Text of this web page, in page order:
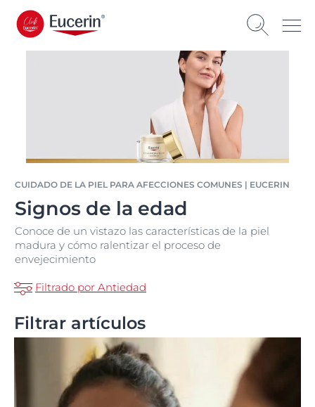
CUIDADO DE LA PIEL PARA AFECCIONES COMUNES | EUCERIN
Signos de la edad
Conoce de un vistazo las características de la piel
madura y cómo ralentizar el proceso de
envejecimiento
Filtrado por Antiedad
Filtrar artículos